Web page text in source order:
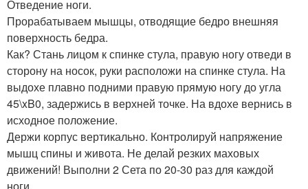
Отведение ноги.
Прорабатываем мышцы, отводящие бедро внешняя
поверхность бедра.
Как? Стань лицом к спинке стула, правую ногу отведи в
сторону на носок, руки расположи на спинке стула. На
выдохе плавно подними правую прямую ногу до угла
45\xB0, задержись в верхней точке. На вдохе вернись в
исходное положение.
Держи корпус вертикально. Контролируй напряжение
мышц спины и живота. Не делай резких маховых
движений! Выполни 2 Сета по 20-30 раз для каждой
ноги.